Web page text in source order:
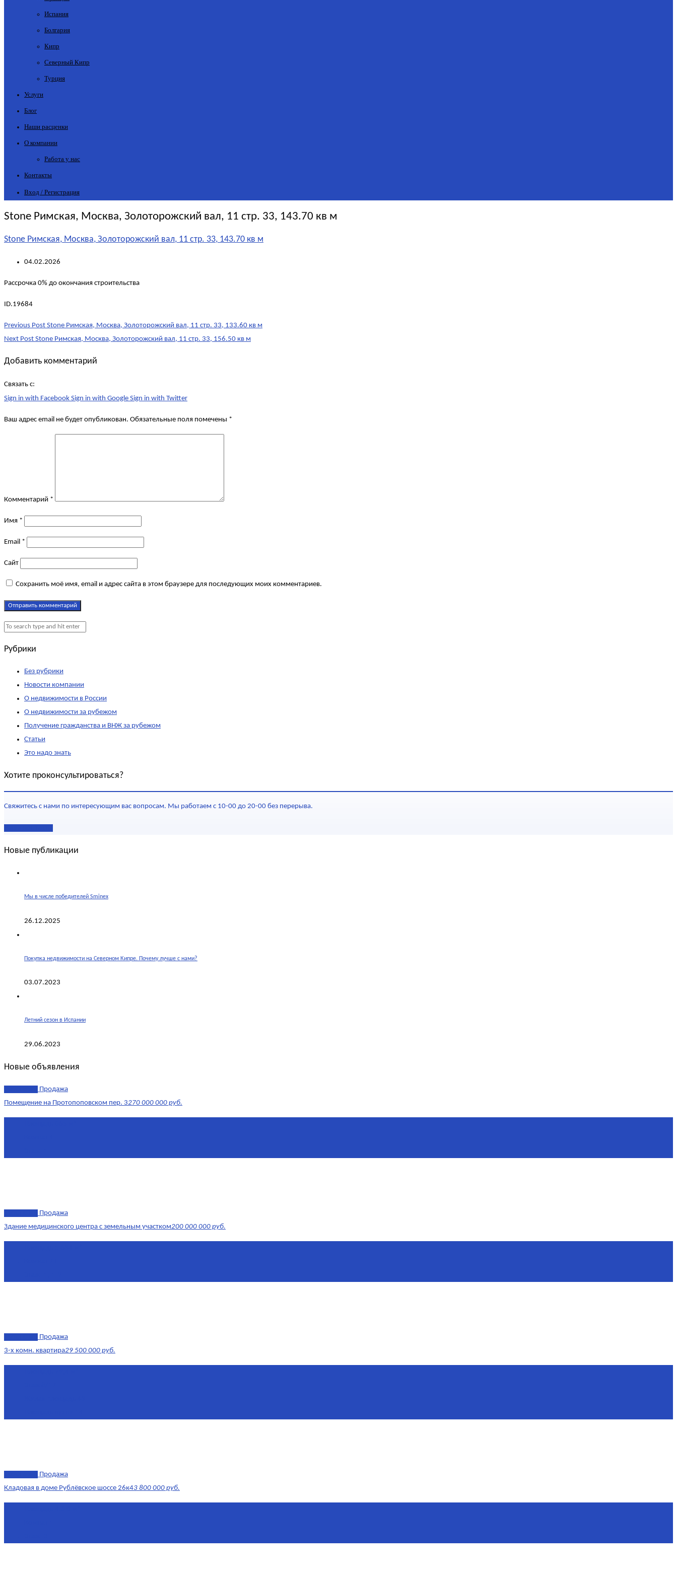
Испания
Болгария
Кипр
Северный Кипр
Турция
Услуги
Блог
Наши расценки
О компании
Работа у нас
Контакты
Вход / Регистрация
Stone Римская, Москва, Золоторожский вал, 11 стр. 33, 143.70 кв м
Stone Римская, Москва, Золоторожский вал, 11 стр. 33, 143.70 кв м
04.02.2026
Рассрочка 0% до окончания строительства
ID.19684
Post
navigation
Previous Post Stone Римская, Москва, Золоторожский вал, 11 стр. 33, 133.60 кв м
Next Post Stone Римская, Москва, Золоторожский вал, 11 стр. 33, 156.50 кв м
Добавить комментарий
Связать с:
Sign in with Facebook Sign in with Google Sign in with Twitter
Ваш адрес email не будет опубликован. Обязательные поля помечены *
Комментарий *
Имя *
Email *
Сайт
Сохранить моё имя, email и адрес сайта в этом браузере для последующих моих комментариев.
Рубрики
Без рубрики
Новости компании
О недвижимости в России
О недвижимости за рубежом
Получение гражданства и ВНЖ за рубежом
Статьи
Это надо знать
Хотите проконсультироваться?
Свяжитесь с нами по интересующим вас вопросам. Мы работаем с 10-00 до 20-00 без перерыва.
Новые публикации
Мы в числе победителей Sminex
26.12.2025
Покупка недвижимости на Северном Кипре. Почему лучше с нами?
03.07.2023
Летний сезон в Испании
29.06.2023
Новые объявления
Продажа
Помещение на Протопоповском пер. 3270 000 000 руб.
Продажа
Здание медицинского центра с земельным участком200 000 000 руб.
Продажа
3-х комн. квартира29 500 000 руб.
Продажа
Кладовая в доме Рублёвское шоссе 26к43 800 000 руб.